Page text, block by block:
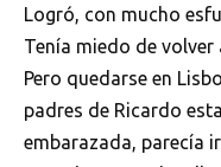
Logró, con mucho
Tenía miedo de volver
Pero quedarse en
padres de Ricardo
embarazada, parecía